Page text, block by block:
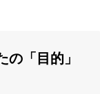
の「目的」